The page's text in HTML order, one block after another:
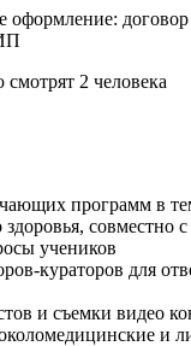
договор
смотрят 2 человека
программ в
совместно
учеников
кураторов для
и съемки видео
и